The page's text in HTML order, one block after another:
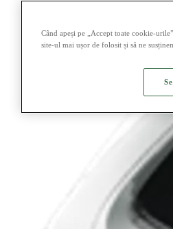
Când apeși pe „Accept toate cookie-
site-ul mai ușor de folosit și să ne